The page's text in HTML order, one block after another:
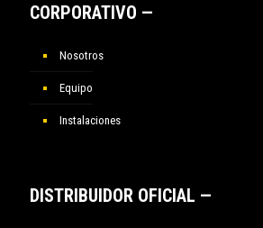
CORPORATIVO —
Nosotros
Equipo
Instalaciones
DISTRIBUIDOR OFICIAL —